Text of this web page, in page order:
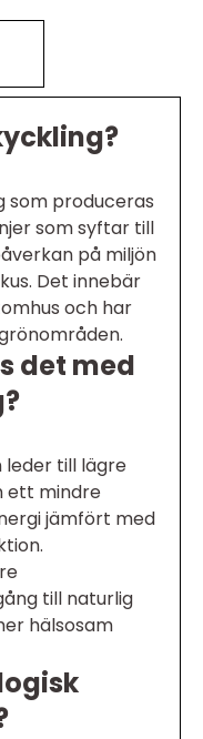
som produceras
som syftar till
på miljön
Det innebär
och har
det med
leder till lägre
ett mindre
jämfört med
till naturlig
hälsosam